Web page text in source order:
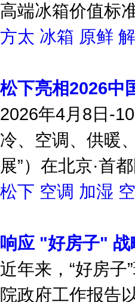
高端冰箱价值标
方太 冰箱 原鲜
松下亮相2026中
2026年4月8日-
冷、空调、供暖
展”）在北京·首
松下 空调 加湿
响应 "好房子"
近年来，“好房子
院政府工作报告